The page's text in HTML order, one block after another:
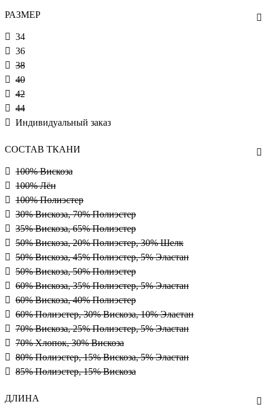
РАЗМЕР
34
36
38
40
42
44
Индивидуальный заказ
СОСТАВ ТКАНИ
100% Вискоза
100% Лён
100% Полиэстер
30% Вискоза, 70% Полиэстер
35% Вискоза, 65% Полиэстер
50% Вискоза, 20% Полиэстер, 30% Шелк
50% Вискоза, 45% Полиэстер, 5% Эластан
50% Вискоза, 50% Полиэстер
60% Вискоза, 35% Полиэстер, 5% Эластан
60% Вискоза, 40% Полиэстер
60% Полиэстер, 30% Вискоза, 10% Эластан
70% Вискоза, 25% Полиэстер, 5% Эластан
70% Хлопок, 30% Вискоза
80% Полиэстер, 15% Вискоза, 5% Эластан
85% Полиэстер, 15% Вискоза
ДЛИНА